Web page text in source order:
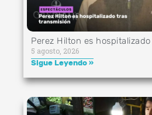
Perez Hilton es
5 agosto, 2026
Sigue Leyendo »